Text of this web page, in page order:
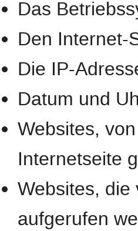
Das
Den Internet-
Die IP-
Datum und
Websites,
Internetseite
Websites,
aufgerufen